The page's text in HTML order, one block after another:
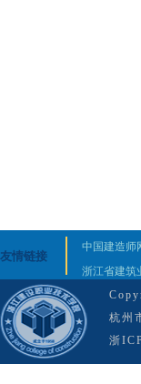
友情链接
中国建造师
浙江省建筑
杭州
浙